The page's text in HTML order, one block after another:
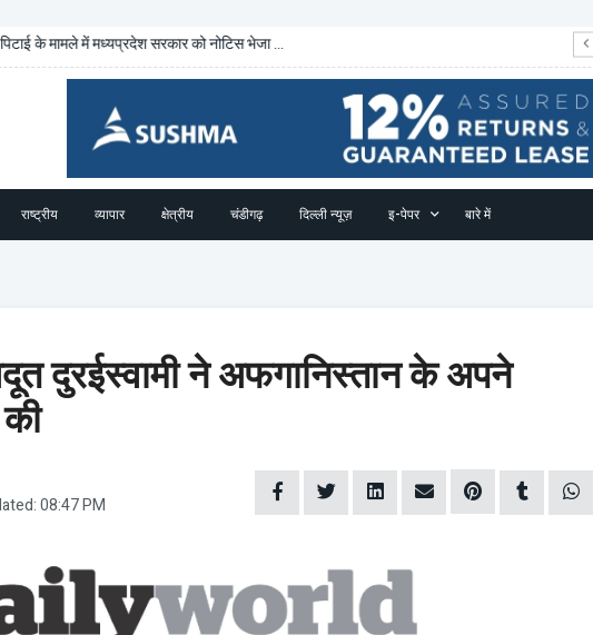
के मामले में मध्यप्रदेश सरकार को नोटिस भेजा ...
राष्ट्रीय व्यापार क्षेत्रीय चंडीगढ़ दिल्ली न्यूज़ इ-पेपर बारे में
दुरईस्वामी ने अफगानिस्तान के अपने
08:47 PM